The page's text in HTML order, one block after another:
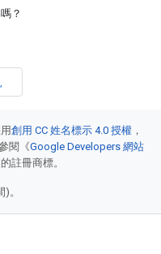
？
創用 CC 姓名標示 4.0 授權 ，
閱《Google Developers 網站
註冊商標。
。